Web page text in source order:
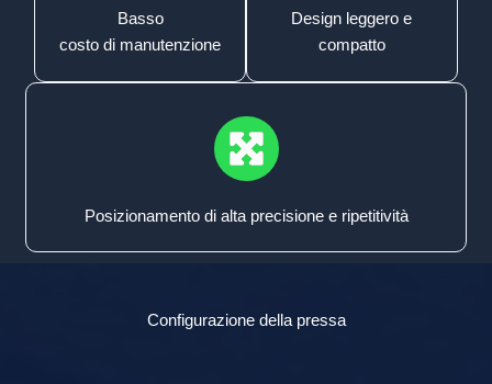
Basso
costo di manutenzione
Design leggero e
compatto
Posizionamento di alta precisione e ripetitività
Configurazione della pressa